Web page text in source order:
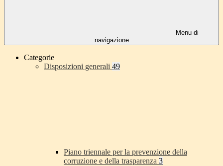
Menu di
navigazione
Categorie
Disposizioni generali 49
Piano triennale per la prevenzione della
corruzione e della trasparenza 3